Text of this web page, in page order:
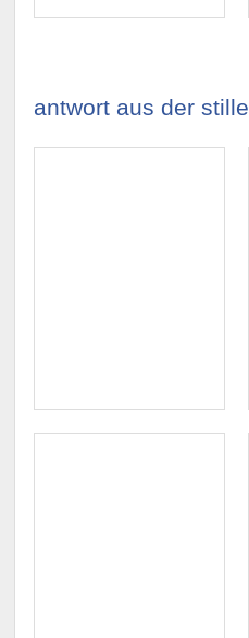
antwort aus der stille